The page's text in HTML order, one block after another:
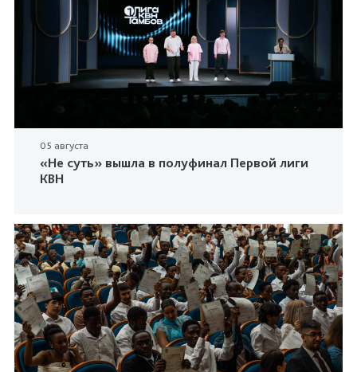
05 августа
«Не суть» вышла в полуфинал Первой лиги
КВН